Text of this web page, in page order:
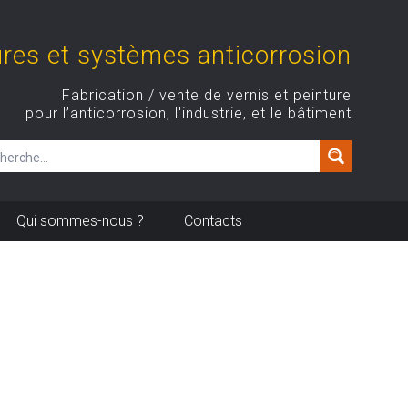
et systèmes anticorrosion
Fabrication / vente de vernis et peinture
pour l’anticorrosion, l'industrie, et le bâtiment
Qui sommes-nous ? Contacts